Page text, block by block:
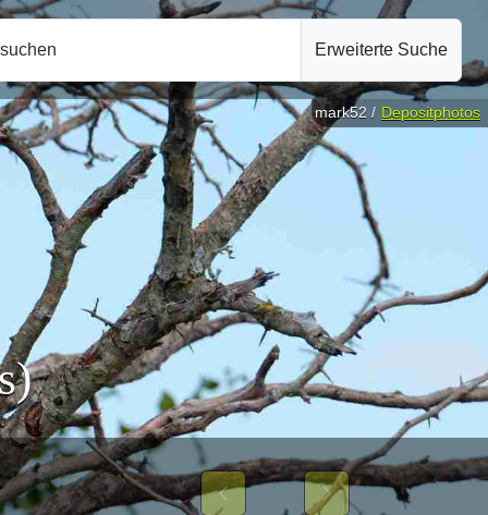
Erweiterte Suche
Previous Next
mark52 / Depositphotos